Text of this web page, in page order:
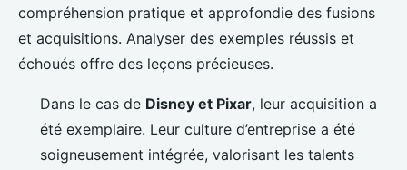
compréhension pratique et approfondie des fusions
et acquisitions. Analyser des exemples réussis et
échoués offre des leçons précieuses.
Dans le cas de Disney et Pixar, leur acquisition a
été exemplaire. Leur culture d’entreprise a été
soigneusement intégrée, valorisant les talents